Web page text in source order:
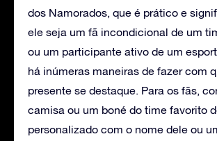
dos Namorados, que é prático e
ele seja um fã incondicional de um
ou um participante ativo de um
há inúmeras maneiras de fazer com
presente se destaque. Para os fãs,
camisa ou um boné do time favorito
personalizado com o nome dele ou